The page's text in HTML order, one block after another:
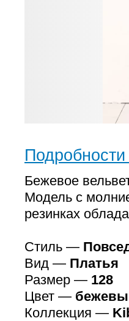
Бежевое
Модель с
резинках
Стиль —
Вид — Платья
Размер — 128
Цвет —
Коллекция —